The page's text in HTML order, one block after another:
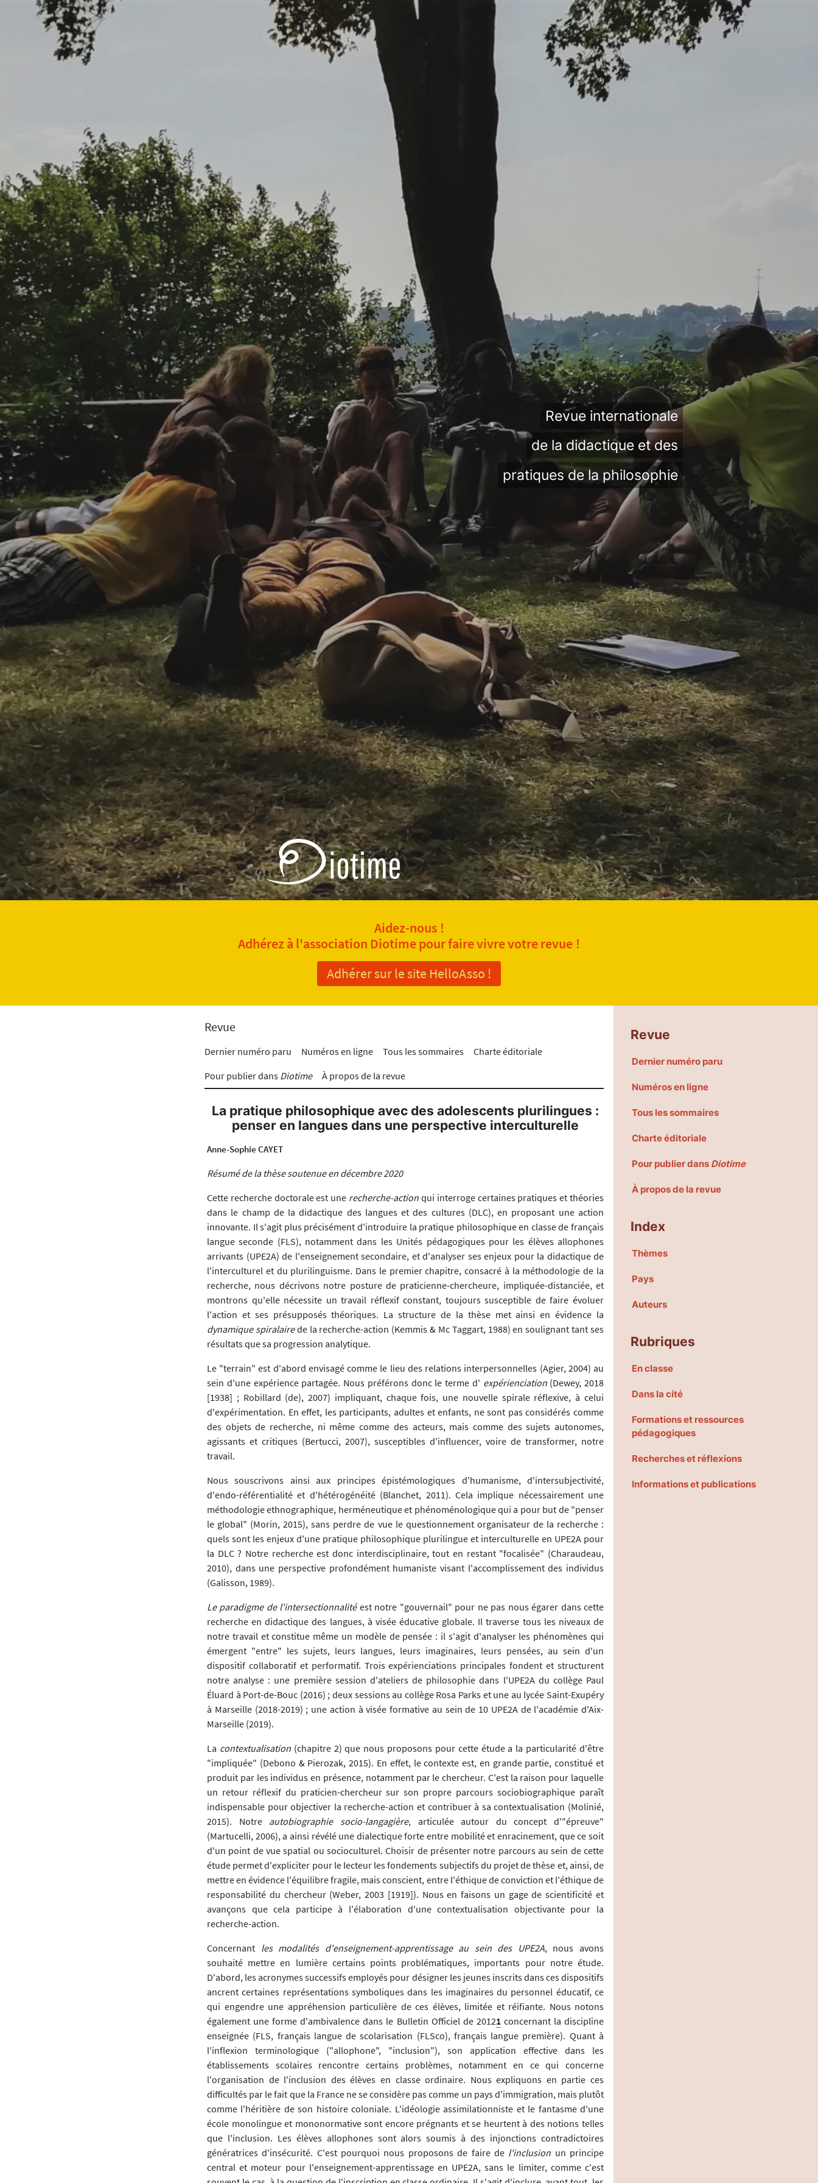
Revue internationale
de la didactique et des
pratiques de la philosophie
Aidez-nous !
Adhérez à l'association Diotime pour faire vivre votre revue !
Adhérer sur le site HelloAsso !
Revue
Dernier numéro paru Numéros en ligne Tous les sommaires
Charte éditoriale
Pour publier dans Diotime À propos de la revue
La pratique philosophique avec des adolescents plurilingues :
penser en langues dans une perspective interculturelle
Anne-Sophie CAYET
Résumé de la thèse soutenue en décembre 2020
Cette recherche doctorale est une recherche-action qui interroge certaines pratiques et théories
dans le champ de la didactique des langues et des cultures (DLC), en proposant une action
innovante. Il s'agit plus précisément d'introduire la pratique philosophique en classe de français
langue seconde (FLS), notamment dans les Unités pédagogiques pour les élèves allophones
arrivants (UPE2A) de l'enseignement secondaire, et d'analyser ses enjeux pour la didactique de
l'interculturel et du plurilinguisme. Dans le premier chapitre, consacré à la méthodologie de la
recherche, nous décrivons notre posture de praticienne-chercheure, impliquée-distanciée, et
montrons qu'elle nécessite un travail réflexif constant, toujours susceptible de faire évoluer
l'action et ses présupposés théoriques. La structure de la thèse met ainsi en évidence la
dynamique spiralairede la recherche-action (Kemmis & Mc Taggart, 1988) en soulignant tant ses
résultats que sa progression analytique.
Le "terrain" est d'abord envisagé comme le lieu des relations interpersonnelles (Agier, 2004) au
sein d'une expérience partagée. Nous préférons donc le terme d' expérienciation(Dewey, 2018
[1938] ; Robillard (de), 2007) impliquant, chaque fois, une nouvelle spirale réflexive, à celui
d'expérimentation. En effet, les participants, adultes et enfants, ne sont pas considérés comme
des objets de recherche, ni même comme des acteurs, mais comme des sujets autonomes,
agissants et critiques (Bertucci, 2007), susceptibles d'influencer, voire de transformer, notre
travail.
Nous souscrivons ainsi aux principes épistémologiques d'humanisme, d'intersubjectivité,
d'endo-référentialité et d'hétérogénéité (Blanchet, 2011). Cela implique nécessairement une
méthodologie ethnographique, herméneutique et phénoménologique qui a pour but de "penser
le global" (Morin, 2015), sans perdre de vue le questionnement organisateur de la recherche :
quels sont les enjeux d'une pratique philosophique plurilingue et interculturelle en UPE2A pour
la DLC ? Notre recherche est donc interdisciplinaire, tout en restant "focalisée" (Charaudeau,
2010), dans une perspective profondément humaniste visant l'accomplissement des individus
(Galisson, 1989).
Le paradigme de l'intersectionnalitéest notre "gouvernail" pour ne pas nous égarer dans cette
recherche en didactique des langues, à visée éducative globale. Il traverse tous les niveaux de
notre travail et constitue même un modèle de pensée : il s'agit d'analyser les phénomènes qui
émergent "entre" les sujets, leurs langues, leurs imaginaires, leurs pensées, au sein d'un
dispositif collaboratif et performatif. Trois expérienciations principales fondent et structurent
notre analyse : une première session d'ateliers de philosophie dans l'UPE2A du collège Paul
Éluard à Port-de-Bouc (2016) ; deux sessions au collège Rosa Parks et une au lycée Saint-Exupéry
à Marseille (2018-2019) ; une action à visée formative au sein de 10 UPE2A de l'académie d'Aix-
Marseille (2019).
La contextualisation (chapitre 2) que nous proposons pour cette étude a la particularité d'être
"impliquée" (Debono & Pierozak, 2015). En effet, le contexte est, en grande partie, constitué et
produit par les individus en présence, notamment par le chercheur. C'est la raison pour laquelle
un retour réflexif du praticien-chercheur sur son propre parcours sociobiographique paraît
indispensable pour objectiver la recherche-action et contribuer à sa contextualisation (Molinié,
2015). Notreautobiographie socio-langagière, articulée autour du concept d'"épreuve"
(Martucelli, 2006), a ainsi révélé une dialectique forte entre mobilité et enracinement, que ce soit
d'un point de vue spatial ou socioculturel. Choisir de présenter notre parcours au sein de cette
étude permet d'expliciter pour le lecteur les fondements subjectifs du projet de thèse et, ainsi, de
mettre en évidence l'équilibre fragile, mais conscient, entre l'éthique de conviction et l'éthique de
responsabilité du chercheur (Weber, 2003 [1919]). Nous en faisons un gage de scientificité et
avançons que cela participe à l'élaboration d'une contextualisation objectivante pour la
recherche-action.
Concernant les modalités d'enseignement-apprentissage au sein des UPE2A, nous avons
souhaité mettre en lumière certains points problématiques, importants pour notre étude.
D'abord, les acronymes successifs employés pour désigner les jeunes inscrits dans ces dispositifs
ancrent certaines représentations symboliques dans les imaginaires du personnel éducatif, ce
qui engendre une appréhension particulière de ces élèves, limitée et réifiante. Nous notons
également une forme d'ambivalence dans le Bulletin Officiel de 20121concernant la discipline
enseignée (FLS, français langue de scolarisation (FLSco), français langue première). Quant à
l'inflexion terminologique ("allophone", "inclusion"), son application effective dans les
établissements scolaires rencontre certains problèmes, notamment en ce qui concerne
l'organisation de l'inclusion des élèves en classe ordinaire. Nous expliquons en partie ces
difficultés par le fait que la France ne se considère pas comme un pays d'immigration, mais plutôt
comme l'héritière de son histoire coloniale. L'idéologie assimilationniste et le fantasme d'une
école monolingue et mononormative sont encore prégnants et se heurtent à des notions telles
que l'inclusion. Les élèves allophones sont alors soumis à des injonctions contradictoires
génératrices d'insécurité. C'est pourquoi nous proposons de faire de l'inclusion un principe
central et moteur pour l'enseignement-apprentissage en UPE2A, sans le limiter, comme c'est
Revue
Dernier numéro paru
Numéros en ligne
Tous les sommaires
Charte éditoriale
Pour publier dans Diotime
À propos de la revue
Index
Thèmes
Pays
Auteurs
Rubriques
En classe
Dans la cité
Formations et ressources
pédagogiques
Recherches et réflexions
Informations et publications